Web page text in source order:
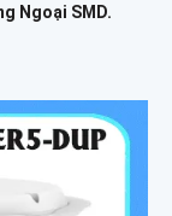
Ngoại SMD.